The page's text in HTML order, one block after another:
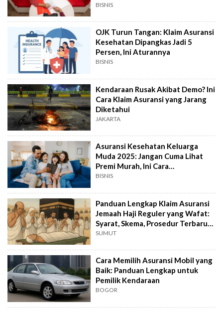
BISNIS
OJK Turun Tangan: Klaim Asuransi
Kesehatan Dipangkas Jadi 5
Persen, Ini Aturannya
BISNIS
Kendaraan Rusak Akibat Demo? Ini
Cara Klaim Asuransi yang Jarang
Diketahui
JAKARTA
Asuransi Kesehatan Keluarga
Muda 2025: Jangan Cuma Lihat
Premi Murah, Ini Cara
Membedahnya!
BISNIS
Panduan Lengkap Klaim Asuransi
Jemaah Haji Reguler yang Wafat:
Syarat, Skema, Prosedur Terbaru
2025
SUMUT
Cara Memilih Asuransi Mobil yang
Baik: Panduan Lengkap untuk
Pemilik Kendaraan
BOGOR